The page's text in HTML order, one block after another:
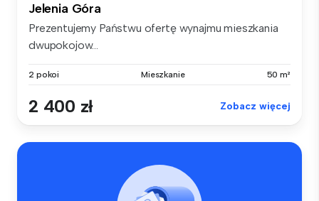
Jelenia Góra
Prezentujemy Państwu ofertę wynajmu mieszkania
dwupokojow...
2 pokoi Mieszkanie 50 m²
2 400 zł Zobacz więcej